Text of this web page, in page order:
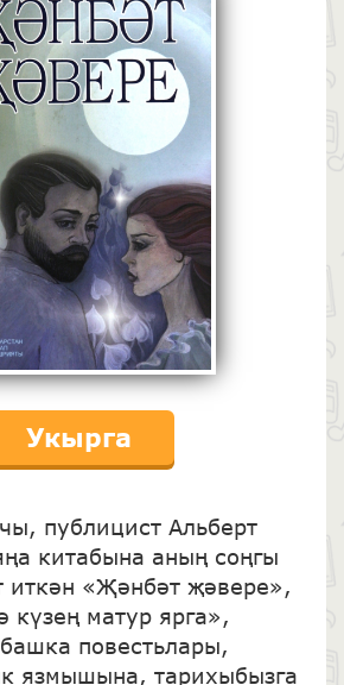
Укырга
публицист Альберт
китабына аның соңгы
иткән «Җәнбәт җәвере»,
күзең матур ярга»,
повестьлары,
язмышына, тарихыбызга